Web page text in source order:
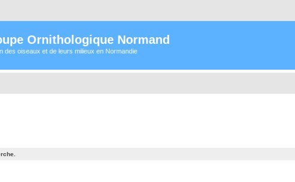
Ornithologique Normand
des oiseaux et de leurs milieux en Normandie